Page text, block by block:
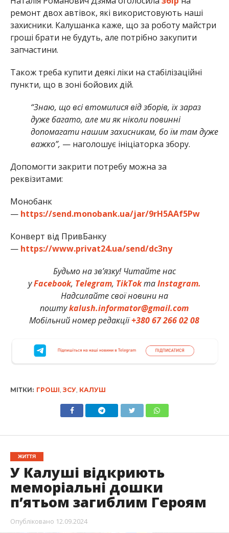
ремонт двох автівок, які використовують наші
захисники. Калушанка каже, що за роботу майстри
гроші брати не будуть, але потрібно закупити
запчастини.
Також треба купити деякі ліки на стабілізаційні
пункти, що в зоні бойових дій.
“Знаю, що всі втомилися від зборів, їх зараз
дуже багато, але ми як ніколи повинні
допомагати нашим захисникам, бо їм там дуже
важко”, — наголошує ініціаторка збору.
Допомогти закрити потребу можна за
реквізитами:
Монобанк
— https://send.monobank.ua/jar/9rH5AAf5Pw
Конверт від ПривБанку
— https://www.privat24.ua/send/dc3ny
Будьмо на зв’язку! Читайте нас
уFacebook, Telegram, TikTokтаInstagram.
Надсилайте свої новини на
поштуkalush.informator@gmail.com
Мобільний номер редакції+380 67 266 02 08
МІТКИ: ГРОШІ ЗСУ, КАЛУШ
ЖИТТЯ
У Калуші відкриють
меморіальні дошки
п’ятьом загиблим Героям
Опубліковано 12.09.2024